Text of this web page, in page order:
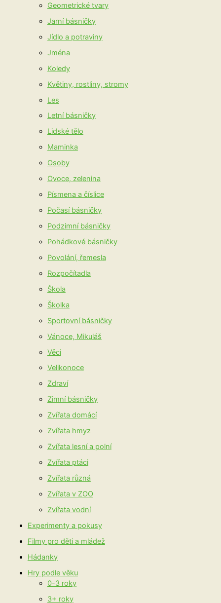
Geometrické tvary
Jarní básničky
Jídlo a potraviny
Jména
Koledy
Květiny, rostliny, stromy
Les
Letní básničky
Lidské tělo
Maminka
Osoby
Ovoce, zelenina
Písmena a číslice
Počasí básničky
Podzimní básničky
Pohádkové básničky
Povolání, řemesla
Rozpočítadla
Škola
Školka
Sportovní básničky
Vánoce, Mikuláš
Věci
Velikonoce
Zdraví
Zimní básničky
Zvířata domácí
Zvířata hmyz
Zvířata lesní a polní
Zvířata ptáci
Zvířata různá
Zvířata v ZOO
Zvířata vodní
Experimenty a pokusy
Filmy pro děti a mládež
Hádanky
Hry podle věku
0-3 roky
3+ roky